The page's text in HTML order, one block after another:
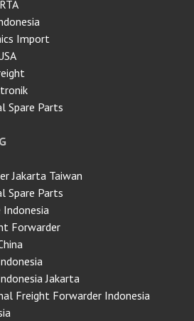
Import
Spare Parts
Jakarta Taiwan
Spare Parts
Indonesia
Forwarder
Jakarta
Freight Forwarder Indonesia